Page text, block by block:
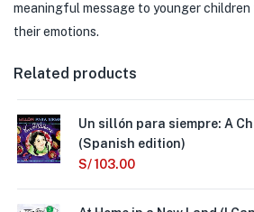
meaningful message to younger
their emotions.
Related products
Un sillón para siempre: A
(Spanish edition)
S/103.00